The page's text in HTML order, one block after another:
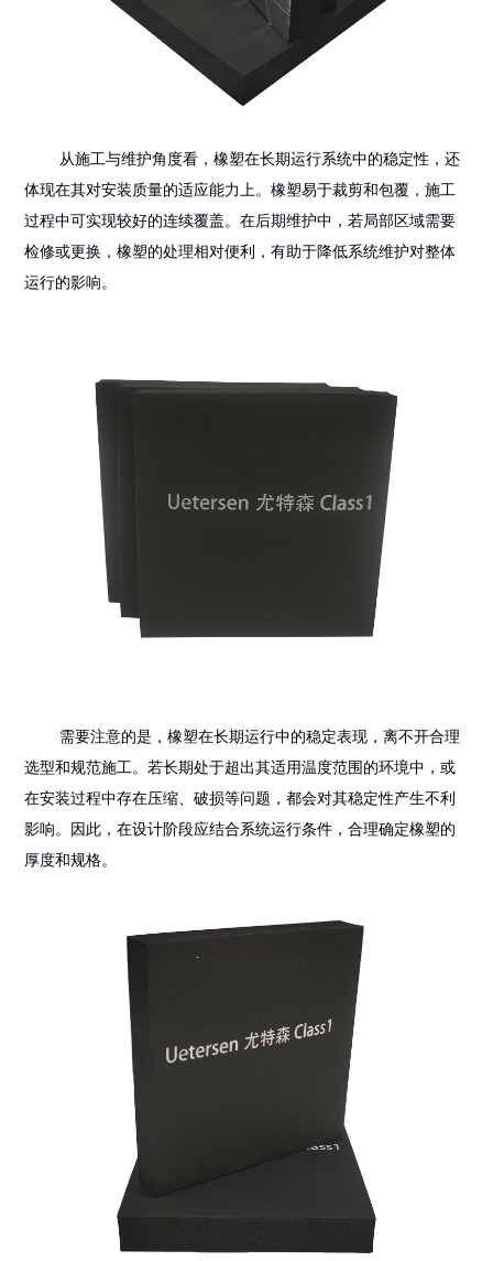
从施工与维护角度看，橡塑在长期运行系统中的稳定性，还
体现在其对安装质量的适应能力上。橡塑易于裁剪和包覆，施工
过程中可实现较好的连续覆盖。在后期维护中，若局部区域需要
检修或更换，橡塑的处理相对便利，有助于降低系统维护对整体
运行的影响。
需要注意的是，橡塑在长期运行中的稳定表现，离不开合理
选型和规范施工。若长期处于超出其适用温度范围的环境中，或
在安装过程中存在压缩、破损等问题，都会对其稳定性产生不利
影响。因此，在设计阶段应结合系统运行条件，合理确定橡塑的
厚度和规格。